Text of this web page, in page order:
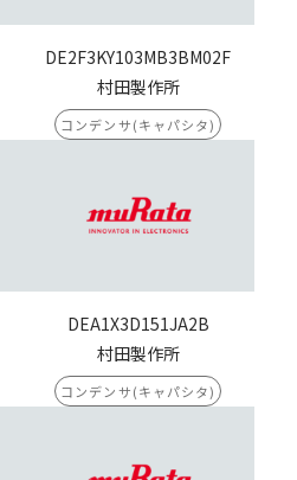
DE2F3KY103MB3BM02F
村田製作所
コンデンサ(キャパシタ)
DEA1X3D151JA2B
村田製作所
コンデンサ(キャパシタ)